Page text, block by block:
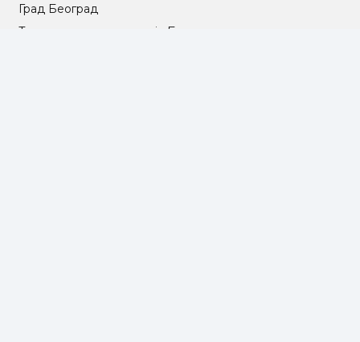
Град Београд
Туристичка организација Београда